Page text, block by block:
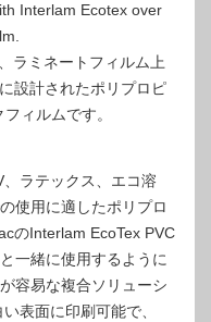
Interlam Ecotex over
ラミネートフィルム上
設計されたポリプロピ
ィルムです。
ラテックス、エコ溶
使用に適したポリプロ
のInterlam EcoTex PVC
一緒に使用するように
容易な複合ソリューシ
表面に印刷可能で、